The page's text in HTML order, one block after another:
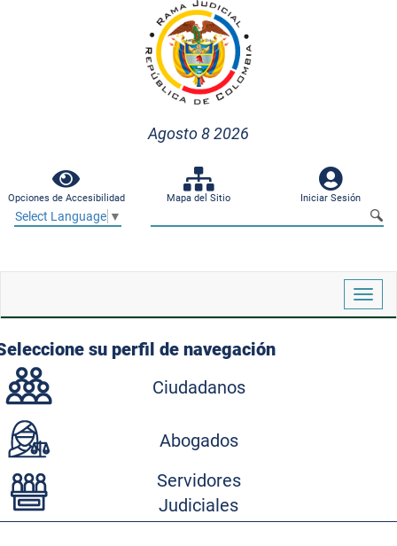
Agosto 8 2026
Opciones de Accesibilidad Mapa del Sitio Iniciar Sesión
Select Language ▼
su perfil de navegación
Ciudadanos
Abogados
Servidores
Judiciales